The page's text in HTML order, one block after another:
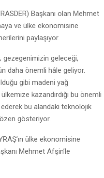
Başkanı olan Mehmet
ve ülke ekonomisine
paylaşıyor.
gezegenimizin geleceği,
daha önemli hâle geliyor.
gibi madeni yağ
kazandırdığı bu önemli
bu alandaki teknolojik
gösteriyor.
ülke ekonomisine
Mehmet Afşin’le